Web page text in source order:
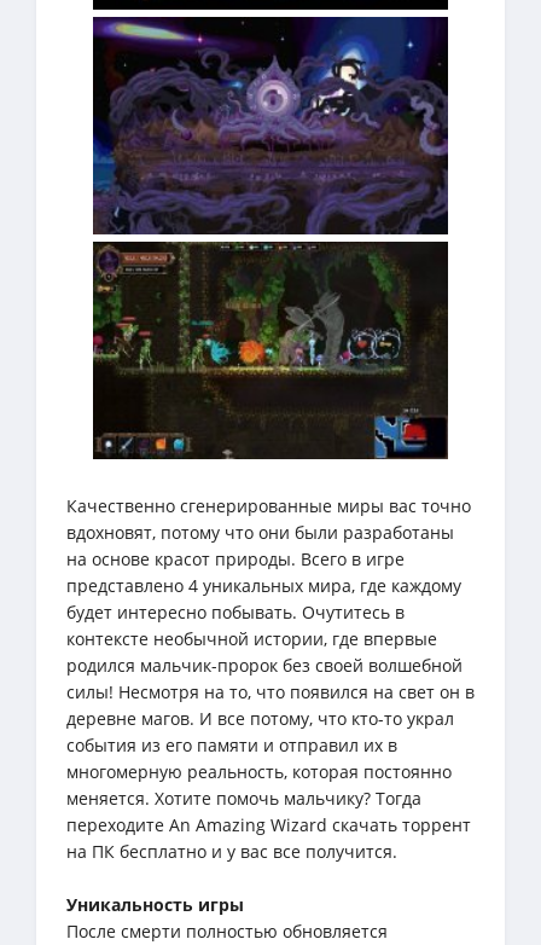
Качественно сгенерированные миры вас точно
вдохновят, потому что они были разработаны
на основе красот природы. Всего в игре
представлено 4 уникальных мира, где каждому
будет интересно побывать. Очутитесь в
контексте необычной истории, где впервые
родился мальчик-пророк без своей волшебной
силы! Несмотря на то, что появился на свет он в
деревне магов. И все потому, что кто-то украл
события из его памяти и отправил их в
многомерную реальность, которая постоянно
меняется. Хотите помочь мальчику? Тогда
переходите An Amazing Wizard скачать торрент
на ПК бесплатно и у вас все получится.
Уникальность игры
После смерти полностью обновляется